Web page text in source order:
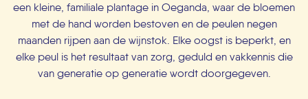
een kleine, familiale plantage in Oeganda, waar de bloemen
met de hand worden bestoven en de peulen negen
maanden rijpen aan de wijnstok. Elke oogst is beperkt, en
elke peul is het resultaat van zorg, geduld en vakkennis die
van generatie op generatie wordt doorgegeven.